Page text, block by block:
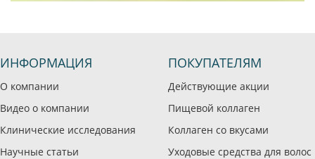
ИНФОРМАЦИЯ
О компании
Видео о компании
Клинические исследования
Научные статьи
ПОКУПАТЕЛЯМ
Действующие акции
Пищевой коллаген
Коллаген со вкусами
Уходовые средства для волос